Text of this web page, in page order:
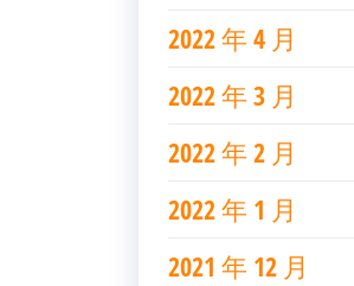
2022 年 4 月
2022 年 3 月
2022 年 2 月
2022 年 1 月
2021 年 12 月